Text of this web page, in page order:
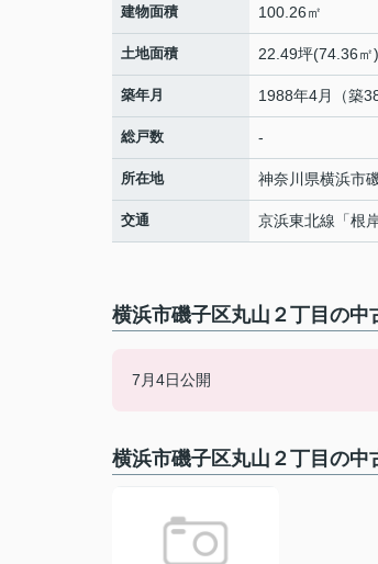
建物面積 100.26㎡
土地面積 22.49坪(74.36㎡)
築年月 1988年4月（築38
総戸数 -
所在地 神奈川県横浜市
交通 京浜東北線 「根
横浜市磯子区丸山２丁目の
7月4日公開
横浜市磯子区丸山２丁目の中